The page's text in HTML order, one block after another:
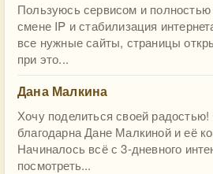
Пользуюсь сервисом и
смене IP и стабилизация
все нужные сайты, страницы
при это...
Дана Малкина
Хочу поделиться своей
благодарна Дане Малкиной и её
Начиналось всё с 3-дневного
посмотреть...